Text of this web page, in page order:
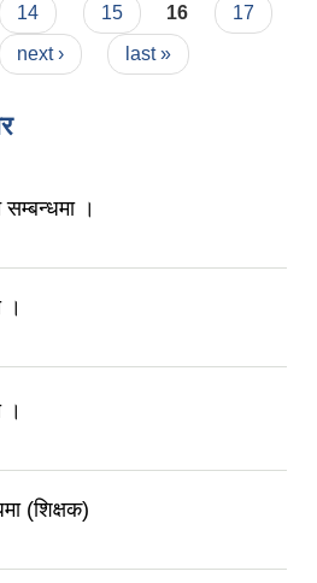
14 15 16
17
next › last »
।
।
।
(शिक्षक)